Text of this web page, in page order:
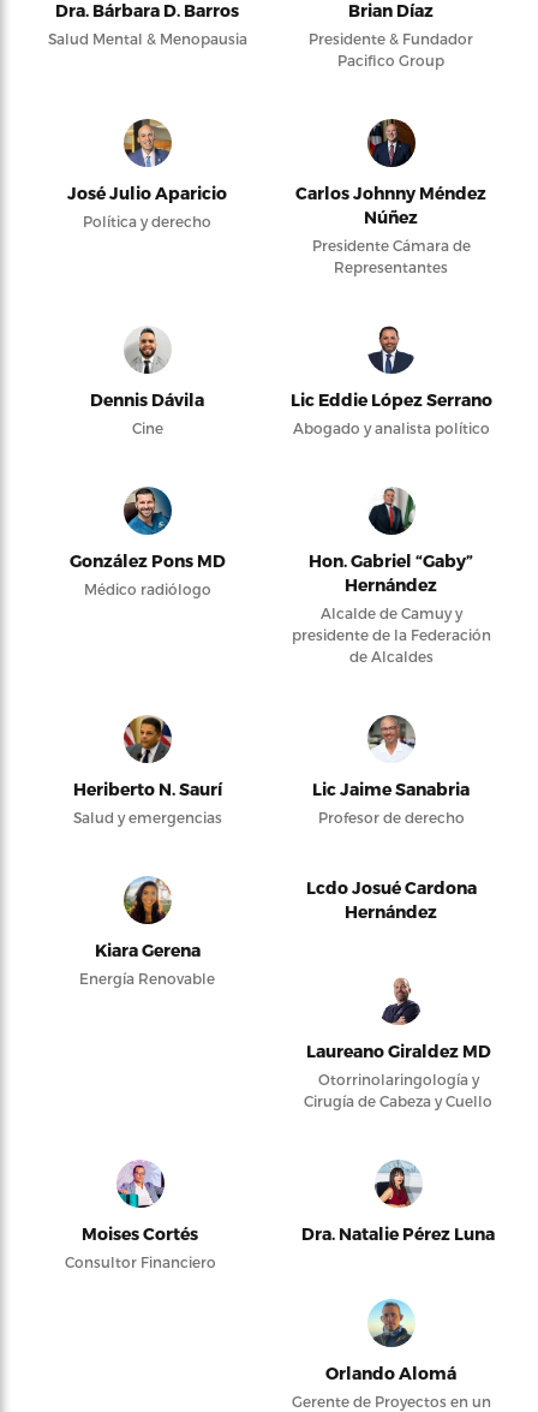
Dra. Bárbara D. Barros
Salud Mental & Menopausia
Brian Díaz
Presidente & Fundador
Pacifico Group
José Julio Aparicio
Política y derecho
Carlos Johnny Méndez
Núñez
Presidente Cámara de
Representantes
Dennis Dávila
Cine
Lic Eddie López Serrano
Abogado y analista político
González Pons MD
Médico radiólogo
Hon. Gabriel “Gaby”
Hernández
Alcalde de Camuy y
presidente de la Federación
de Alcaldes
Heriberto N. Saurí
Salud y emergencias
Lic Jaime Sanabria
Profesor de derecho
Kiara Gerena
Energía Renovable
Lcdo Josué Cardona
Hernández
Laureano Giraldez MD
Otorrinolaringología y
Cirugía de Cabeza y Cuello
Moises Cortés
Consultor Financiero
Dra. Natalie Pérez Luna
Orlando Alomá
Gerente de Proyectos en un